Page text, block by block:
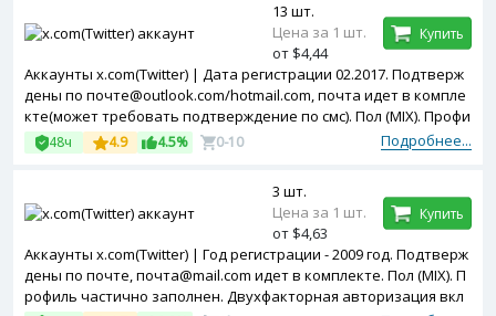
Аккаунты x.com(Twitter) | Дата регистрации 02.2017. Подтверж
дены по почте@outlook.com/hotmail.com, почта идет в компле
кте(может требовать подтверждение по смс). Пол (MIX). Профи
ль частично заполнен. Двухфакторная авторизация включен
а. Token в комплекте. Зарегистрированы с MIX ip
Подробнее...
48ч 4.9 4.5% 0-10
13 шт.
Цена за 1 шт.
от $4,44
Купить
Аккаунты x.com(Twitter) | Год регистрации - 2009 год. Подтверж
дены по почте, почта@mail.com идет в комплекте. Пол (MIX). П
рофиль частично заполнен. Двухфакторная авторизация вкл
3 шт.
Цена за 1 шт.
от $4,63
Купить